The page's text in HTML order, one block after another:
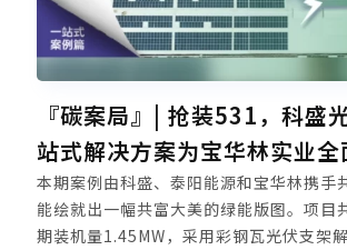
『碳案局』| 抢装531，科盛
站式解决方案为宝华林实业全
本期案例由科盛、泰阳能源和宝华林携手
能绘就出一幅共富大美的绿能版图。项目
期装机量1.45MW，采用彩钢瓦光伏支架